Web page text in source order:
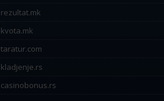
rezultat.mk
kvota.mk
taratur.com
kladjenje.rs
casinobonus.rs